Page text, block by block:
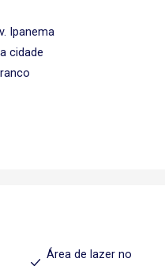
Ipanema
cidade
Área de lazer no